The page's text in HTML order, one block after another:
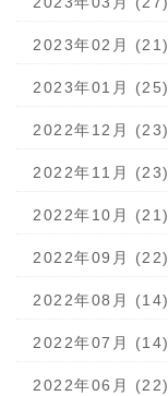
2023年02月 (21)
2023年01月 (25)
2022年12月 (23)
2022年11月 (23)
2022年10月 (21)
2022年09月 (22)
2022年08月 (14)
2022年07月 (14)
2022年06月 (22)